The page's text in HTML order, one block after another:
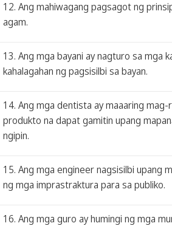
12. Ang mahiwagang pagsagot ng
agam.
13. Ang mga bayani ay nagturo sa mga
kahalagahan ng pagsisilbi sa bayan.
14. Ang mga dentista ay maaaring
produkto na dapat gamitin upang
ngipin.
15. Ang mga engineer nagsisilbi upang
ng mga imprastraktura para sa publiko.
16. Ang mga guro ay humingi ng mga